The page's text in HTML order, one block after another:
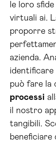
le loro
virtuali ai.
proporre
azienda.
identificare
può fare la
processi
il nostro
tangibili.
beneficiare